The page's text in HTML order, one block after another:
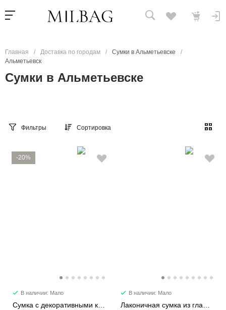
Главная / Доставка по городам / Сумки в Альметьевске
/
Альметьевск
Сумки в Альметьевске
Фильтры Сортировка
-20%
В наличии: Мало
Сумка с декоративными карманами 2480
В наличии: Мало
Лаконичная сумка из гладкой кожи 6512